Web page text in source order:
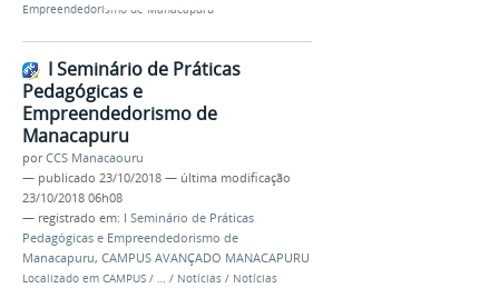
Empreendedorismo de Manacapuru
I Seminário de Práticas
Pedagógicas e
Empreendedorismo de
Manacapuru
porCCS Manacaouru
— publicado 23/10/2018 — última modificação
23/10/2018 06h08
— registrado em: I Seminário de Práticas
Pedagógicas e Empreendedorismo de
Manacapuru, CAMPUS AVANÇADO MANACAPURU
Localizado em CAMPUS / / Notícias / Notícias